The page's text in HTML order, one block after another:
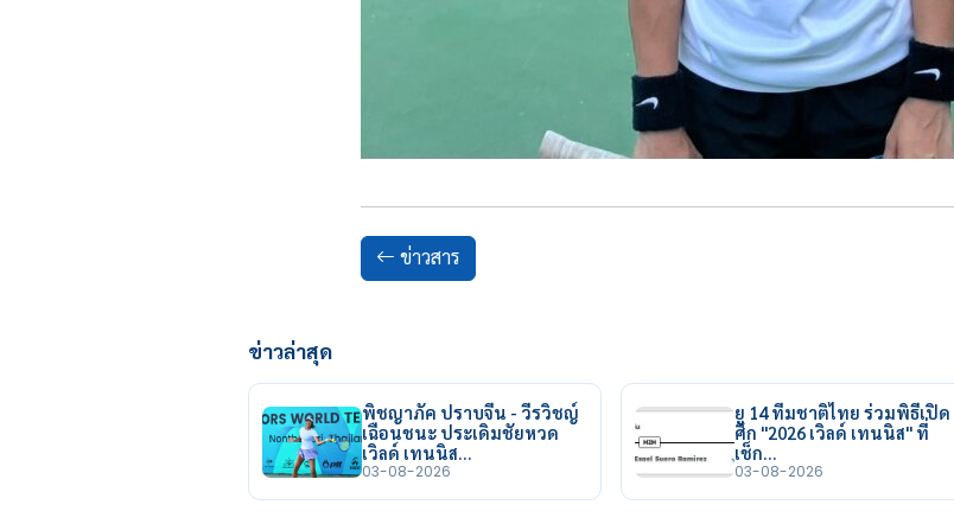
ข่าวสาร
ข่าวล่าสุด
พิชญาภัค ปราบจีน - วีรวิชญ์
เฉือนชนะ ประเดิมชัยหวด
เวิลด์ เทนนิส…
03-08-2026
ยู 14 ทีมชาติไทย ร่วมพิธีเปิด
ศึก "2026 เวิลด์ เทนนิส" ที่
เช็ก…
03-08-2026